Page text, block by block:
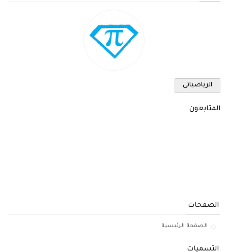
الرياضياتى
المتابعون
الصفحات
الصفحة الرئيسية
التسميات